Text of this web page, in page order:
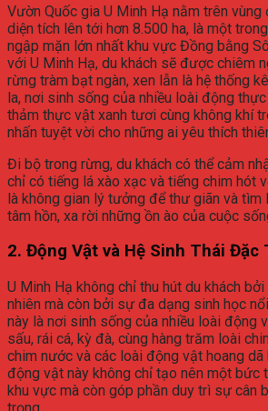
Vườn Quốc gia U Minh Hạ nằm trên
diện tích lên tới hơn 8.500 ha, là một
ngập mặn lớn nhất khu vực Đồng bằng
với U Minh Hạ, du khách sẽ được chiêm
rừng tràm bạt ngàn, xen lẫn là hệ thống
la, nơi sinh sống của nhiều loài động
thảm thực vật xanh tươi cùng không khí
nhấn tuyệt vời cho những ai yêu thích
Đi bộ trong rừng, du khách có thể cảm
chỉ có tiếng lá xào xạc và tiếng chim hót
là không gian lý tưởng để thư giãn và
tâm hồn, xa rời những ồn ào của cuộc
2. Động Vật và Hệ Sinh Thái Đặc
U Minh Hạ không chỉ thu hút du khách
nhiên mà còn bởi sự đa dạng sinh học
này là nơi sinh sống của nhiều loài động
sấu, rái cá, kỳ đà, cùng hàng trăm loài
chim nước và các loài động vật hoang dã
động vật này không chỉ tạo nên một bức
khu vực mà còn góp phần duy trì sự cân